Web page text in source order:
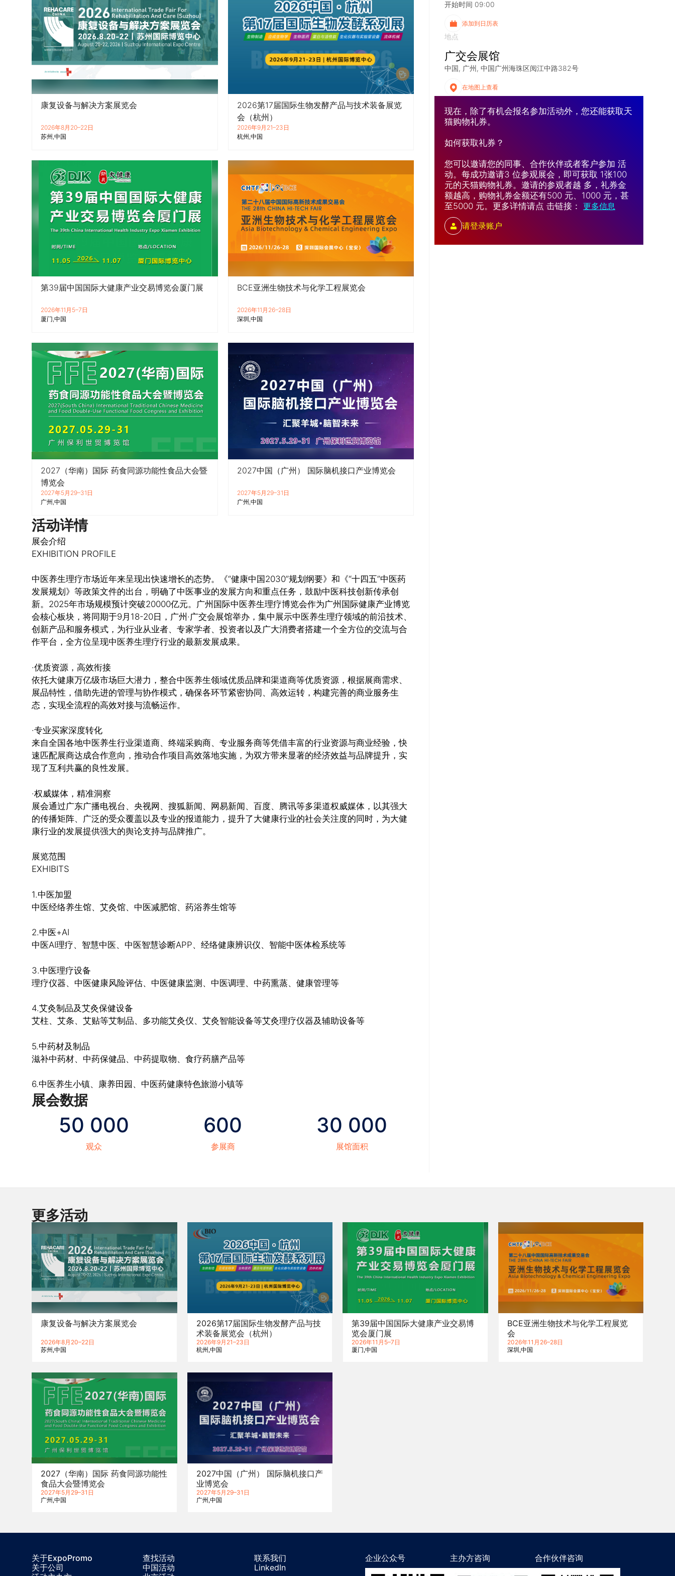
康复设备与解决方案展览会
2026年8月20–22日
苏州 中国
2026第17届国际生物发酵产品与技术装备展览
会（杭州）
2026年9月21–23日
杭州 中国
第39届中国国际大健康产业交易博览会厦门展
2026年11月5–7日
厦门 中国
BCE亚洲生物技术与化学工程展览会
2026年11月26–28日
深圳 中国
2027（华南）国际 药食同源功能性食品大会暨
博览会
2027年5月29–31日
广州 中国
2027中国（广州） 国际脑机接口产业博览会
2027年5月29–31日
广州 中国
活动详情
展会介绍
EXHIBITION PROFILE
中医养生理疗市场近年来呈现出快速增长的态势。《“健康中国2030”规划纲要》和《“十四五”中医药
发展规划》等政策文件的出台，明确了中医事业的发展方向和重点任务，鼓励中医科技创新传承创
新。2025年市场规模预计突破20000亿元。广州国际中医养生理疗博览会作为广州国际健康产业博览
会核心板块，将同期于9月18-20日，广州·广交会展馆举办，集中展示中医养生理疗领域的前沿技术、
创新产品和服务模式，为行业从业者、专家学者、投资者以及广大消费者搭建一个全方位的交流与合
作平台，全方位呈现中医养生理疗行业的最新发展成果。
·优质资源，高效衔接
依托大健康万亿级市场巨大潜力，整合中医养生领域优质品牌和渠道商等优质资源，根据展商需求、
展品特性，借助先进的管理与协作模式，确保各环节紧密协同、高效运转，构建完善的商业服务生
态，实现全流程的高效对接与流畅运作。
·专业买家深度转化
来自全国各地中医养生行业渠道商、终端采购商、专业服务商等凭借丰富的行业资源与商业经验，快
速匹配展商达成合作意向，推动合作项目高效落地实施，为双方带来显著的经济效益与品牌提升，实
现了互利共赢的良性发展。
·权威媒体，精准洞察
展会通过广东广播电视台、央视网、搜狐新闻、网易新闻、百度、腾讯等多渠道权威媒体，以其强大
的传播矩阵、广泛的受众覆盖以及专业的报道能力，提升了大健康行业的社会关注度的同时，为大健
康行业的发展提供强大的舆论支持与品牌推广。
展览范围
EXHIBITS
1.中医加盟
中医经络养生馆、艾灸馆、中医减肥馆、药浴养生馆等
2.中医+AI
中医AI理疗、智慧中医、中医智慧诊断APP、经络健康辨识仪、智能中医体检系统等
3.中医理疗设备
理疗仪器、中医健康风险评估、中医健康监测、中医调理、中药熏蒸、健康管理等
4.艾灸制品及艾灸保健设备
艾柱、艾条、艾贴等艾制品、多功能艾灸仪、艾灸智能设备等艾灸理疗仪器及辅助设备等
5.中药材及制品
滋补中药材、中药保健品、中药提取物、食疗药膳产品等
6.中医养生小镇、康养田园、中医药健康特色旅游小镇等
展会数据
50 000
观众
600
参展商
30 000
展馆面积
开始时间 09:00
添加到日历表
地点
广交会展馆
中国 广州 中国广州海珠区阅江中路382号
在地图上查看
现在，除了有机会报名参加活动外，您还能获取天
猫购物礼券。
如何获取礼券？
您可以邀请您的同事、合作伙伴或者客户参加 活
动。每成功邀请3 位参观展会，即可获取 1张100
元的天猫购物礼券。邀请的参观者越 多，礼券金
额越高，购物礼券金额还有500 元、1000 元，甚
至5000 元。更多详情请点 击链接： 更多信息
请登录账户
推广链接：
关闭
更多活动
康复设备与解决方案展览会
2026年8月20–22日
苏州 中国
2026第17届国际生物发酵产品与技
术装备展览会（杭州）
2026年9月21–23日
杭州 中国
第39届中国国际大健康产业交易博
览会厦门展
2026年11月5–7日
厦门 中国
BCE亚洲生物技术与化学工程展览
会
2026年11月26–28日
深圳 中国
2027（华南）国际 药食同源功能性
食品大会暨博览会
2027年5月29–31日
广州 中国
2027中国（广州） 国际脑机接口产
业博览会
2027年5月29–31日
广州 中国
关于ExpoPromo
关于公司
查找活动
中国活动
联系我们
LinkedIn
企业公众号 主办方咨询 合作伙伴咨询